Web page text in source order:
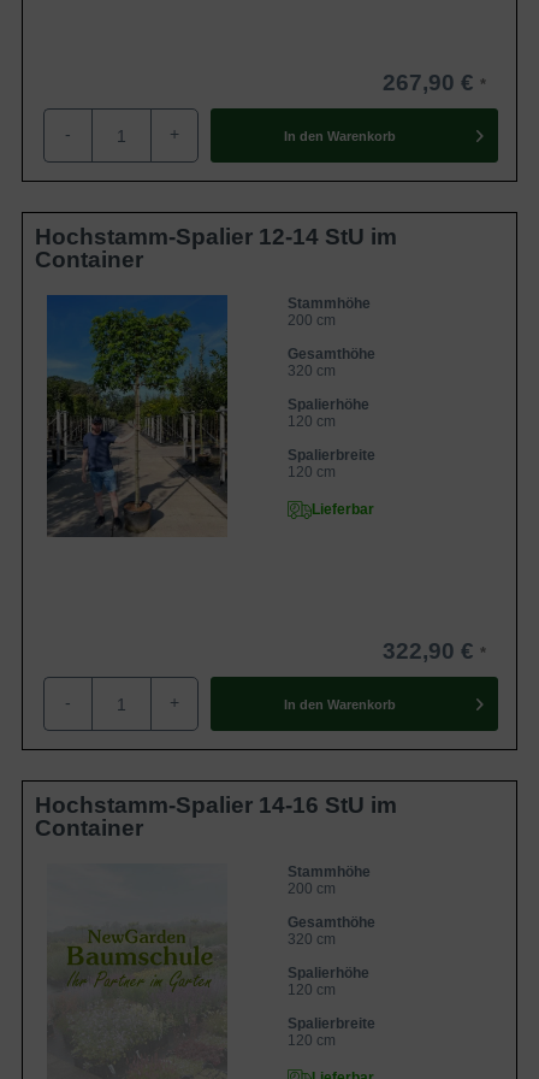
B:120 T:10 (Stamm 200 cm) ist die
schmalere und kleinere Alternative zum
herkömmlichen Liquidambar styraciflua.
267,90 €
- + In den Warenkorb
Hochstamm-Spalier 12-14 StU im
Container
Stammhöhe
200 cm
Gesamthöhe
320 cm
Spalierhöhe
120 cm
Spalierbreite
120 cm
Lieferbar
322,90 €
- + In den Warenkorb
Hochstamm-Spalier 14-16 StU im
Container
Stammhöhe
200 cm
Gesamthöhe
320 cm
Spalierhöhe
120 cm
Spalierbreite
120 cm